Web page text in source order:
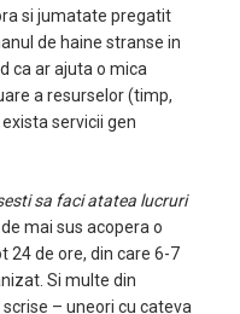
si jumatate pregatit
de haine stranse in
ca ar ajuta o mica
a resurselor (timp,
servicii gen
sa faci atatea lucruri
mai sus acopera o
24 de ore, din care 6-7
Si multe din
scrise – uneori cu cateva